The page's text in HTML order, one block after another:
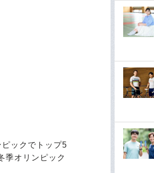
ックでトップ5
季オリンピック